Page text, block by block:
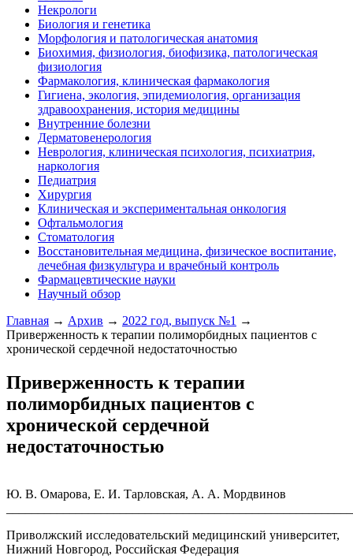
Некрологи
Биология и генетика
Морфология и патологическая анатомия
Биохимия, физиология, биофизика, патологическая
физиология
Фармакология, клиническая фармакология
Гигиена, экология, эпидемиология, организация
здравоохранения, история медицины
Внутренние болезни
Дерматовенерология
Неврология, клиническая психология, психиатрия,
наркология
Педиатрия
Хирургия
Клиническая и экспериментальная онкология
Офтальмология
Стоматология
Восстановительная медицина, физическое воспитание,
лечебная физкультура и врачебный контроль
Фармацевтические науки
Научный обзор
Главная → Архив → 2022 год, выпуск №1 →
Приверженность к терапии полиморбидных пациентов с
хронической сердечной недостаточностью
Приверженность к терапии
полиморбидных пациентов с
хронической сердечной
недостаточностью
Ю. В. Омарова, Е. И. Тарловская, А. А. Мордвинов
Приволжский исследовательский медицинский университет,
Нижний Новгород, Российская Федерация